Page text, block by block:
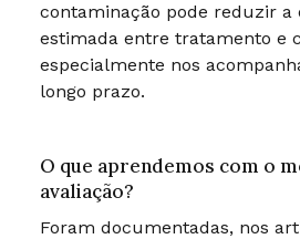
contaminação pode reduzir a
estimada entre tratamento e
especialmente nos
longo prazo.
O que aprendemos com o
avaliação?
Foram documentadas, nos